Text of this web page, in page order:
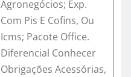
Agronegócios; Exp.
Com Pis E Cofins, Ou
Icms; Pacote Office.
Diferencial Conhecer
Obrigações Acessórias,